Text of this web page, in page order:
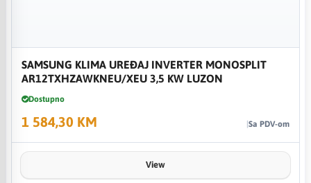
SAMSUNG KLIMA UREĐAJ INVERTER MONOSPLIT
AR12TXHZAWKNEU/XEU 3,5 KW LUZON
Dostupno
1 584,30 KM Sa PDV-om
View